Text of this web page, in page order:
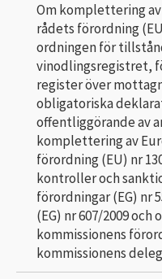
Om komplettering
rådets förordning
ordningen för
vinodlingsregistret,
register över
obligatoriska
offentliggörande av
komplettering av
förordning (EU) nr
kontroller och
förordningar (EG) nr
(EG) nr 607/2009 och
kommissionens
kommissionens